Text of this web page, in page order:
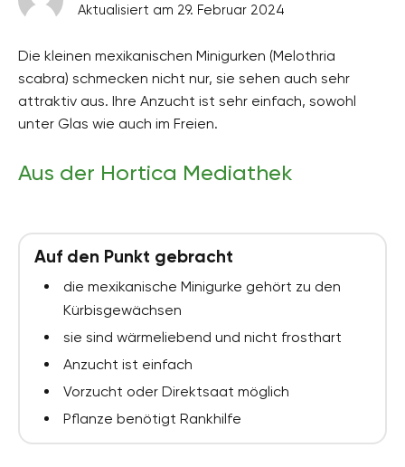
Aktualisiert am 29. Februar 2024
Die kleinen mexikanischen Minigurken (Melothria
scabra) schmecken nicht nur, sie sehen auch sehr
attraktiv aus. Ihre Anzucht ist sehr einfach, sowohl
unter Glas wie auch im Freien.
Aus der Hortica Mediathek
Auf den Punkt gebracht
die mexikanische Minigurke gehört zu den
Kürbisgewächsen
sie sind wärmeliebend und nicht frosthart
Anzucht ist einfach
Vorzucht oder Direktsaat möglich
Pflanze benötigt Rankhilfe